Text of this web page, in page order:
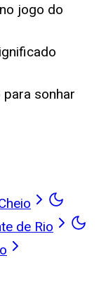
jogo do
sonhar
de Rio